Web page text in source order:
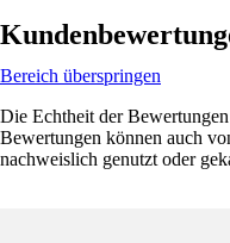
Bereich überspringen
Die Echtheit der
Bewertungen können auch
nachweislich genutzt oder